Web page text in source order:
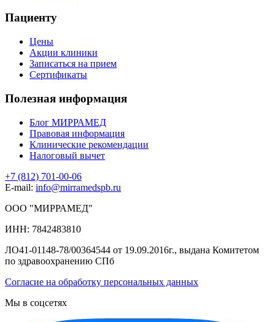
Пациенту
Цены
Акции клиники
Записаться на прием
Сертификаты
Полезная информация
Блог МИРРАМЕД
Правовая информация
Клинические рекомендации
Налоговый вычет
+7 (812) 701-00-06
E-mail: info@mirramedspb.ru
ООО "МИРРАМЕД"
ИНН: 7842483810
ЛО41-01148-78/00364544 от 19.09.2016г., выдана Комитетом
по здравоохранению СПб
Согласие на обработку персональных данных
Мы в соцсетях